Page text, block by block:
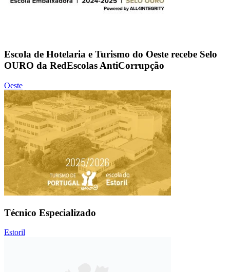
Escola de Hotelaria e Turismo do Oeste recebe Selo
OURO da RedEscolas AntiCorrupção
Oeste
Técnico Especializado
Estoril